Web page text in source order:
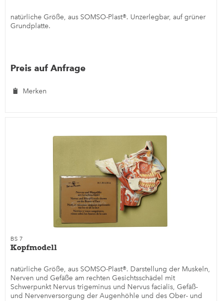
natürliche Größe, aus SOMSO-Plast®. Unzerlegbar, auf grüner
Grundplatte.
Preis auf Anfrage
Merken
BS 7
Kopfmodell
natürliche Größe, aus SOMSO-Plast®. Darstellung der Muskeln,
Nerven und Gefäße am rechten Gesichtsschädel mit
Schwerpunkt Nervus trigeminus und Nervus facialis, Gefäß-
und Nervenversorgung der Augenhöhle und des Ober- und